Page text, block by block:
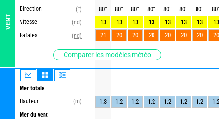
VENT
Direction
(°)
Vitesse
(nd)
Rafales
(nd)
Comparer les modèles météo
Mer totale
Hauteur
(m)
Mer du vent
80° 80° 80° 80° 80° 80° 80° 80
13
13 13 13 13 13 13
13
21
20 20 20 20 20 20 20
1.3 1.2 1.2 1.2 1.2 1.2 1.2 1.2